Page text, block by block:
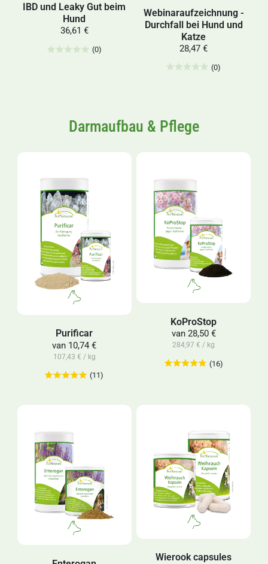
IBD und Leaky Gut beim
Hund
36,61 €
(0)
Webinaraufzeichnung -
Durchfall bei Hund und
Katze
28,47 €
(0)
Darmaufbau & Pflege
Purificar
van 10,74 €
107,43 € / kg
(11)
KoProStop
van28,50 €
284,97 € / kg
(16)
Wierook capsules